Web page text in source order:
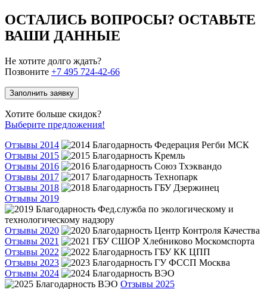
ОСТАЛИСЬ ВОПРОСЫ? ОСТАВЬТЕ
ВАШИ ДАННЫЕ
Не хотите долго ждать?
Позвоните +7 495 724-42-66
Заполнить заявку
Хотите больше скидок?
Выберите предложения!
Отзывы 2014
Отзывы 2015
Отзывы 2016
Отзывы 2017
Отзывы 2018
Отзывы 2019
Отзывы 2020
Отзывы 2021
Отзывы 2022
Отзывы 2023
Отзывы 2024
Отзывы 2025